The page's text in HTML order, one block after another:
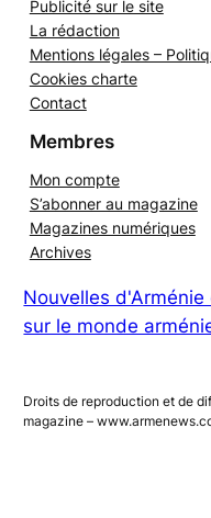
Publicité sur le site
La rédaction
Mentions légales –
Cookies charte
Mon compte
S’abonner au magazine
Magazines numériques
Nouvelles d'Arménie
Droits de reproduction et de